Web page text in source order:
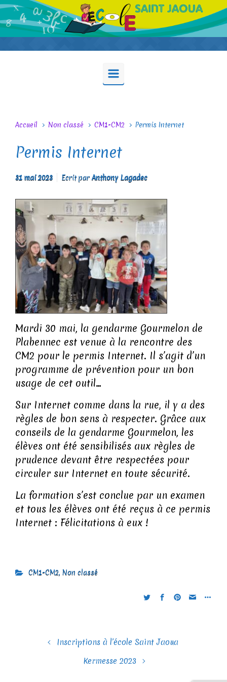
Skip to main content
Accueil Non classé CM1-CM2 Permis Internet
Permis Internet
31 mai 2023 Ecrit par Anthony Lagadec
Mardi 30 mai, la gendarme Gourmelon de
Plabennec est venue à la rencontre des
CM2 pour le permis Internet. Il s’agit d’un
programme de prévention pour un bon
usage de cet outil…
Sur Internet comme dans la rue, il y a des
règles de bon sens à respecter. Grâce aux
conseils de la gendarme Gourmelon, les
élèves ont été sensibilisés aux règles de
prudence devant être respectées pour
circuler sur Internet en toute sécurité.
La formation s’est conclue par un examen
et tous les élèves ont été reçus à ce permis
Internet : Félicitations à eux !
CM1-CM2, Non classé
Inscriptions à l’école Saint Jaoua
Kermesse 2023